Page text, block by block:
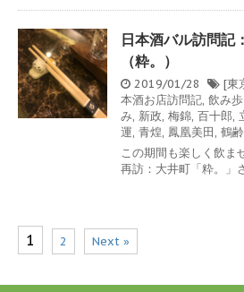
日本酒バル訪問記
（粋。）
2019/01/28 [東
本酒お店訪問記, 飲み
み, 新政, 梅錦, 百十郎,
運, 青煌, 鳳凰美田, 鶴齢
この期間も楽しく飲ま
再訪：大井町「粋。」
1 2 Next »